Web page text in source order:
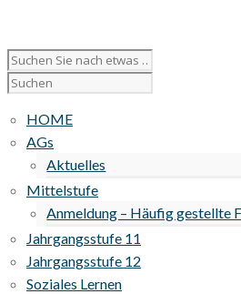
HOME
AGs
Aktuelles
Mittelstufe
Anmeldung – Häufig gestellte
Jahrgangsstufe 11
Jahrgangsstufe 12
Soziales Lernen